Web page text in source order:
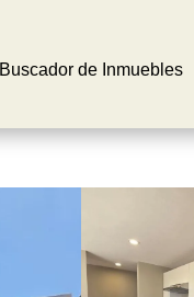
Buscador de Inmuebles